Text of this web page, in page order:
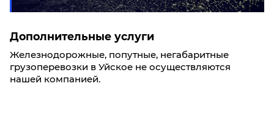
Дополнительные услуги
Железнодорожные, попутные, негабаритные
грузоперевозки в Уйское не осуществляются
нашей компанией.